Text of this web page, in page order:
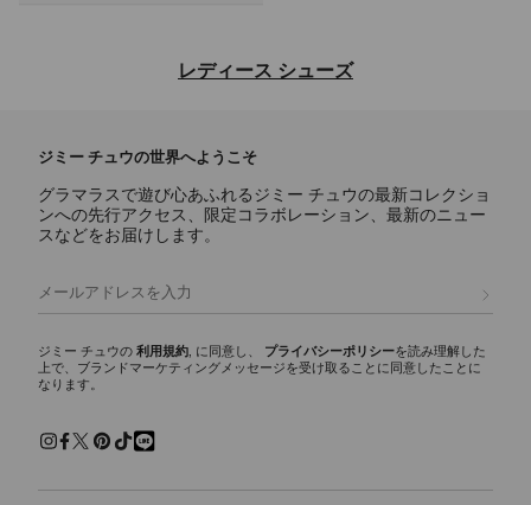
レディース シューズ
イリー使いのアイコンからステートメントスタイルまで、あらゆるシー
ンに映えるラグジュアリーなレディース シューズのご紹介。
パンプス
スカーレットに代表されるシグネチャーパンプスには、ナッパレザーか
レザー仕上げを使用しています。どんなワードローブにもエレガンスと
多彩な魅力を添える、モダンなシルエットをご覧ください。
スリッパ
エリオットスリッパ ファミリーは、多彩な彫刻的シルエットが印象的
で、ディテールにシグネチャーなハードウェアをあしらいました。 洗
現代的なクラフツマンシップを兼ね備えた、エフォートレスで魅力ある
ジミー チュウの世界へようこそ
グラマラスで遊び心あふれるジミー チュウの最新コレクショ
ンへの先行アクセス、限定コラボレーション、最新のニュー
スなどをお届けします。
ジミー チュウの 利用規約, に同意し、 プライバシーポリシーを読み理解した
上で、ブランドマーケティングメッセージを受け取ることに同意したことに
なります。